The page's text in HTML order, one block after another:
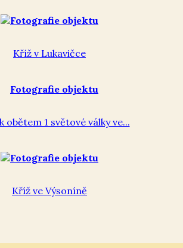
Kříž v Lukavičce
obětem 1 světové války ve...
Kříž ve Výsoníně